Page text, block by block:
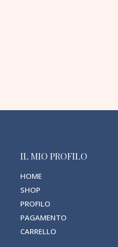
IL MIO PROFILO
HOME
SHOP
PROFILO
PAGAMENTO
CARRELLO